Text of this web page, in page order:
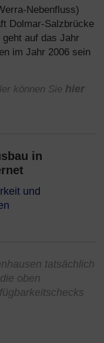
Nebenfluss)
Dolmar-Salzbrücke
auf das Jahr
im Jahr 2006 sein
können Sie hier
in
und
tatsächlich
oben